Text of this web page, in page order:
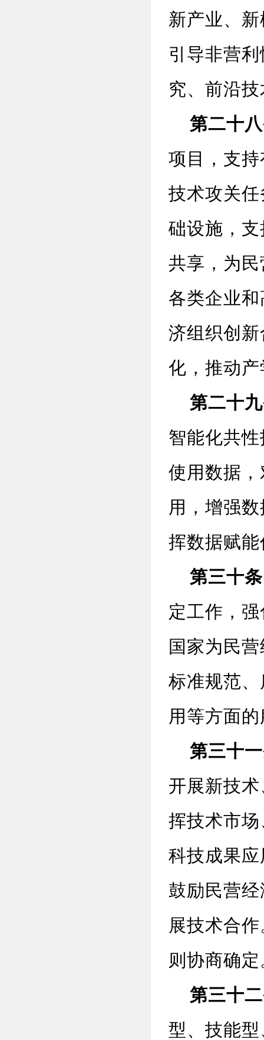
新产业、
引导非营
究、前沿
第二十
项目，支
技术攻关
础设施，
共享，为
各类企业
济组织创
化，推动
第二十
智能化共
使用数据
用，增强
挥数据赋
第三十条
定工作，
国家为民
标准规范
用等方面
第三十
开展新技
挥技术市
科技成果
鼓励民营
展技术合
则协商确定
第三十
型、技能